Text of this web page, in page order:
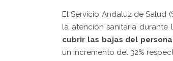
El Servicio Andaluz de Salud
la atención sanitaria
cubrir las bajas del
un incremento del 32%